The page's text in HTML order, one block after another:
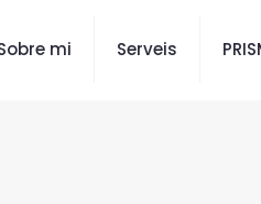
mi Serveis